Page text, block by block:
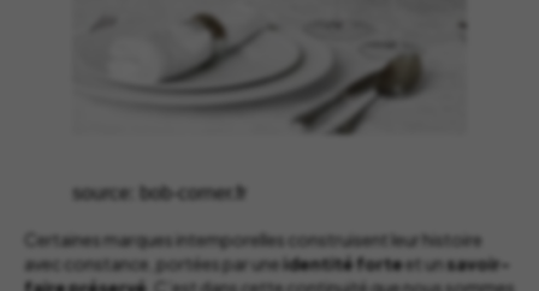
source: bob-corner.fr
Certaines marques intemporelles construisent leur histoire
avec constance, portées par une identité forteet un savoir-